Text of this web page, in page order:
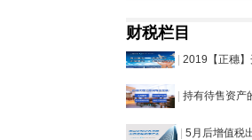
财税栏目
| 2019【正穗】
| 持有待售资产
| 5月后增值税